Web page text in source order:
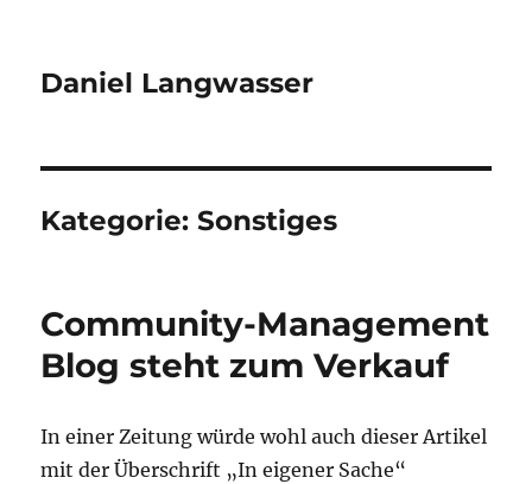
Daniel Langwasser
Kategorie:Sonstiges
Community-Management
Blog steht zum Verkauf
In einer Zeitung würde wohl auch dieser Artikel
mit der Überschrift „In eigener Sache“